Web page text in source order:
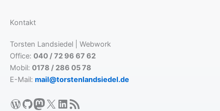
Kontakt
Torsten Landsiedel | Webwork
Office: 040 / 72 96 67 62
Mobil: 0178 / 286 05 78
E-Mail: mail@torstenlandsiedel.de
WordPress
GitHub
Mastodon
X LinkedIn
RSS-Feed